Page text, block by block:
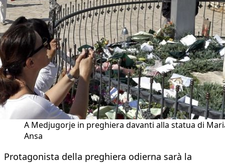
A Medjugorje in preghiera davanti alla statua di
Ansa
Protagonista della preghiera odierna sarà la